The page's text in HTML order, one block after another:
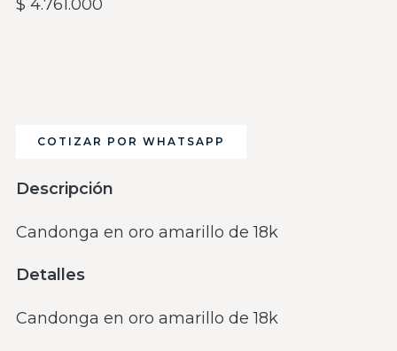
$ 4.761.000
COTIZAR POR WHATSAPP
Descripción
Candonga en oro amarillo de 18k
Detalles
Candonga en oro amarillo de 18k